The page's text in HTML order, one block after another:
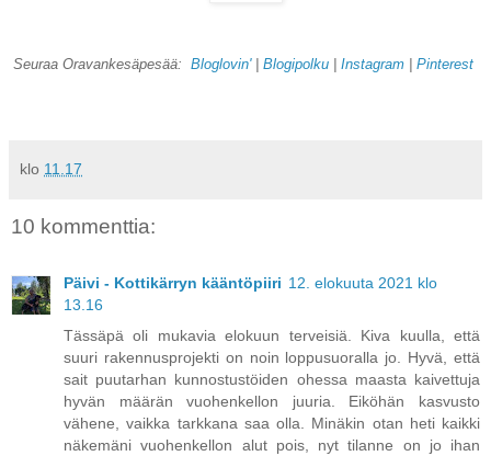
Seuraa Oravankesäpesää: Bloglovin'| Blogipolku | Instagram | Pinterest
klo 11.17
10 kommenttia:
Päivi - Kottikärryn kääntöpiiri 12. elokuuta 2021 klo
13.16
Tässäpä oli mukavia elokuun terveisiä. Kiva kuulla, että
suuri rakennusprojekti on noin loppusuoralla jo. Hyvä, että
sait puutarhan kunnostustöiden ohessa maasta kaivettuja
hyvän määrän vuohenkellon juuria. Eiköhän kasvusto
vähene, vaikka tarkkana saa olla. Minäkin otan heti kaikki
näkemäni vuohenkellon alut pois, nyt tilanne on jo ihan